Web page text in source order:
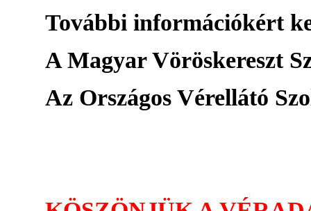
További információkért
A Magyar Vöröskereszt
Az Országos Vérellátó